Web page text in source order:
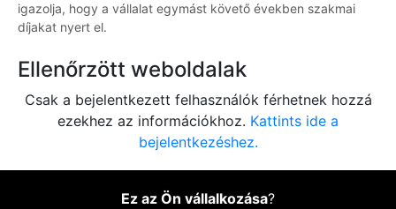
igazolja, hogy a vállalat egymást követő években szakmai
díjakat nyert el.
Ellenőrzött weboldalak
Csak a bejelentkezett felhasználók férhetnek hozzá
ezekhez az információkhoz. Kattints ide a
bejelentkezéshez.
Ez az Ön vállalkozása?